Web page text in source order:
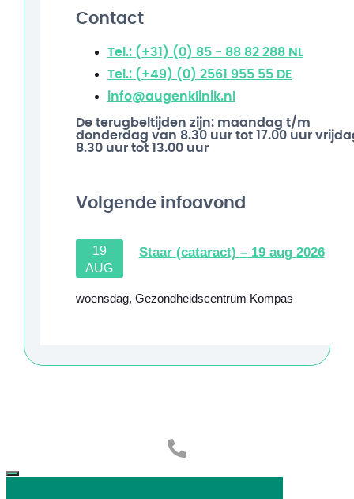
Contact
Tel.: (+31) (0) 85 - 88 82 288 NL
Tel.: (+49) (0) 2561 955 55 DE
info@augenklinik.nl
De terugbeltijden zijn: maandag t/m
donderdag van 8.30 uur tot 17.00 uur
8.30 uur tot 13.00 uur
Volgende infoavond
19
AUG
Staar (cataract) – 19 aug 2026
woensdag, Gezondheidscentrum Kompas